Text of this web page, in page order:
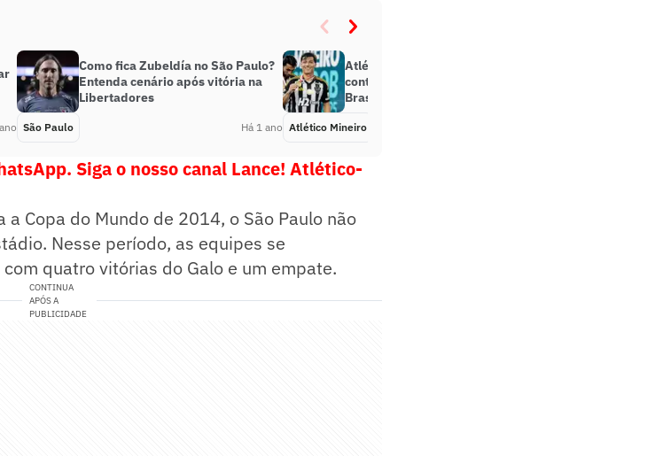
Como fica Zubeldía no São Paulo?
Entenda cenário após vitória na
Libertadores
São Paulo Há 1 ano
Atlético-MG terá força máxima
contra o São Paulo, pelo
Brasileirão
Atlético Mineiro
Siga o nosso canal Lance! Atlético-
Copa do Mundo de 2014, o São Paulo não
Nesse período, as equipes se
quatro vitórias do Galo e um empate.
CONTINUA
APÓS A
PUBLICIDADE